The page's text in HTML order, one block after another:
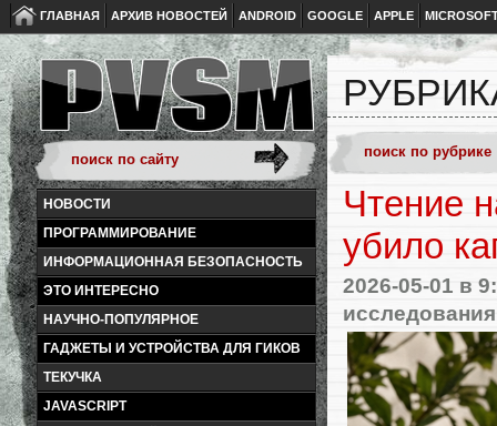
ГЛАВНАЯ АРХИВ НОВОСТЕЙ ANDROID GOOGLE APPLE
НОВОСТИ
ПРОГРАММИРОВАНИЕ
ИНФОРМАЦИОННАЯ БЕЗОПАСНОСТЬ
ЭТО ИНТЕРЕСНО
НАУЧНО-ПОПУЛЯРНОЕ
ГАДЖЕТЫ И УСТРОЙСТВА ДЛЯ ГИКОВ
ТЕКУЧКА
JAVASCRIPT
Чтение
убило
2026-05-01 в
исследования